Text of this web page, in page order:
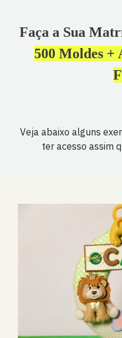
Faça a Sua
500 Moldes +
Veja abaixo alguns
ter acesso assim